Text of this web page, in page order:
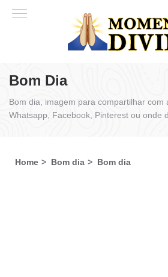
Bom Dia
Bom dia, imagem para compartilhar com
Whatsapp, Facebook, Pinterest ou onde
Home Bom dia Bom dia